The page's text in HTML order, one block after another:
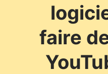
Centre de
faire